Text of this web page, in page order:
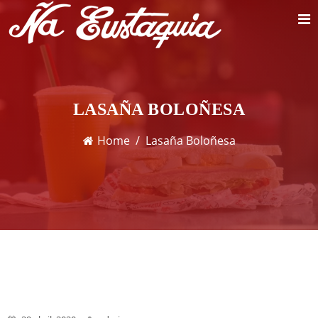
LASAÑA BOLOÑESA
Home Lasaña Boloñesa